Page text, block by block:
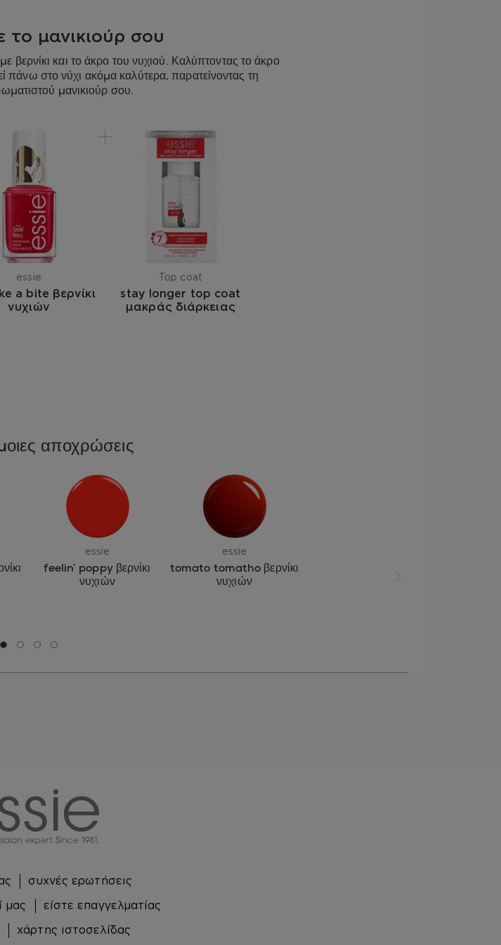
77491, CI 77492, CI 77499 / IRON OXIDES • CI 15850 / RED 7
77510 / FERRIC AMMONIUM FERROCYANIDE • CI 77163 /
BISMUTH OXYCHLORIDE • CI 15880 / RED 34 LAKE • CI 77000
/ ALUMINUM POWDER • CI 77007 / ULTRAMARINES • CI
BRONZE POWDER • CI 77400 / COPPER POWDER • CI 60730 /
EXT. VIOLET 2 • CI 45370 / ORANGE 5 • CI 45380 / RED 22].
(F.I.L. Z48596/62).
μανικιούρ σου
και το άκρο του νυχιού. Καλύπτοντας το άκρο
πάνω στο νύχι ακόμα καλύτερα, παρατείνοντας τη
μανικιούρ σου.
essie
a bite βερνίκι
νυχιών
Top coat
stay longer top coat
μακράς διάρκειας
αποχρώσεις
essie
feelin’ poppy βερνίκι
νυχιών
essie
tomato tomatho βερνίκι
νυχιών
Μετάβαση σε διαφάνεια 0
Μετάβαση σε διαφάνεια 1
Μετάβαση σε διαφάνεια 2
Μετάβαση σε διαφάνεια 3
συχνές ερωτήσεις
μας
είστε επαγγελματίας
χάρτης ιστοσελίδας